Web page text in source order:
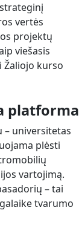
vertės
projektų
viešasis
Žaliojo kurso
platforma
– universitetas
plėsti
vartojimą.
– tai
tvarumo